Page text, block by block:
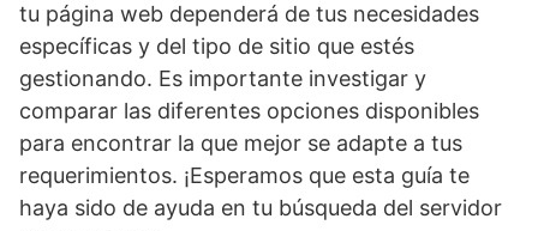
tu página web dependerá de tus necesidades
específicas y del tipo de sitio que estés
gestionando. Es importante investigar y
comparar las diferentes opciones disponibles
para encontrar la que mejor se adapte a tus
requerimientos. ¡Esperamos que esta guía te
haya sido de ayuda en tu búsqueda del servidor